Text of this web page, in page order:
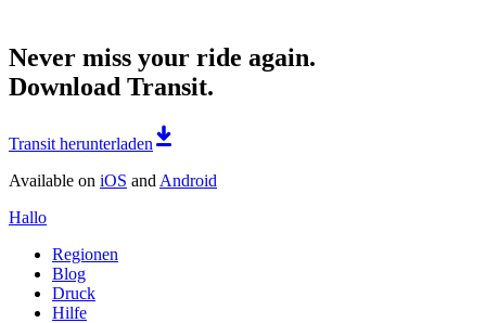
Never miss your ride again.
Download Transit.
Transit herunterladen
Available on iOS and Android
Hallo
Regionen
Blog
Druck
Hilfe